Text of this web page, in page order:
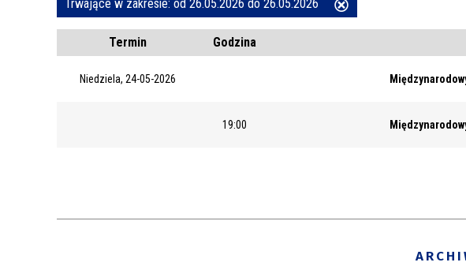
REJSY PO ZALEWIE WŁOCŁAWSKIM
WŁOCŁAWEK NA SZLAKU
Trwające w zakresie: od 26.05.2026 do 26.05.2026
ten
Termin Godzina
Niedziela, 24-05-2026
19:00